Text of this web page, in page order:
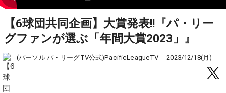
【6球団共同企画】大賞発表!!『パ・リー
グファンが選ぶ「年間大賞2023」』
(パーソル パ・リーグTV公式)PacificLeagueTV 2023/12/18(月)